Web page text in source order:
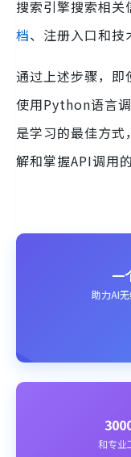
搜索引擎搜索相
档、注册入口和技
通过上述步骤，即
使用Python语言
是学习的最佳方
解和掌握API调用的
一
助力AI
和专业